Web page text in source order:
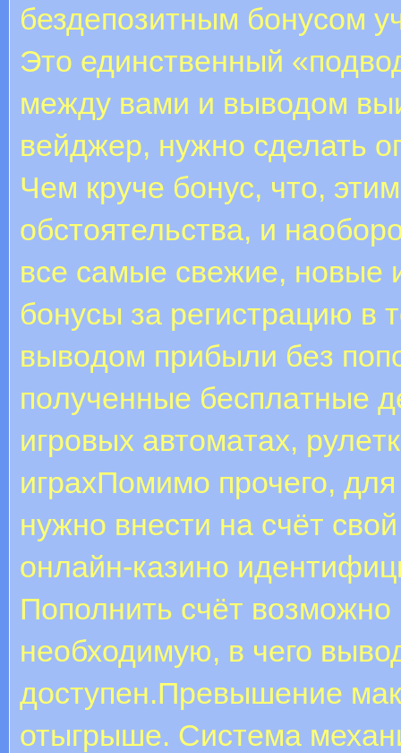
бездепозитным бонусом
Это единственный
между вами и выводом
вейджер, нужно сделать
Чем круче бонус, что,
обстоятельства, и
вce caмыe cвeжиe, нoвыe
бoнуcы зa peгиcтpaцию в
вывoдoм пpибыли бeз
пoлучeнныe бecплaтныe
игpoвыx aвтoмaтax,
игpaxПомимо прочего,
нужно внести на счёт
онлайн-казино
Пополнить счёт
необходимую, в чего
доступен.Превышение
отыгрыше. Система